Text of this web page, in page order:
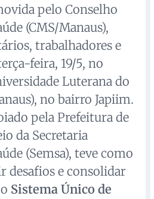
pelo Conselho
(CMS/Manaus),
trabalhadores e
feira, 19/5, no
Luterana do
no bairro Japiim.
pela Prefeitura de
da Secretaria
(Semsa), teve como
desafios e consolidar
Sistema Único de